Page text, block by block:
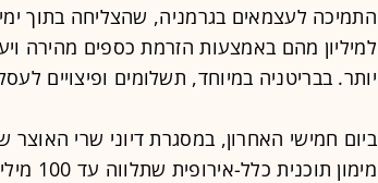
התמיכה לעצמאים בגרמניה, שהצליחה בתוך
למיליון מהם באמצעות הזרמת כספים מהירה
יותר. בבריטניה במיוחד, תשלומים ופיצויים
ביום חמישי האחרון, במסגרת דיוני שרי
מימון